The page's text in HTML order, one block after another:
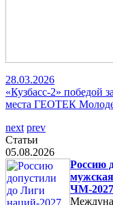
28.03.2026
«Кузбасс-2» победой
места ГЕОТЕК
next prev
Статьи
05.08.2026
Россию
ЧМ-2027